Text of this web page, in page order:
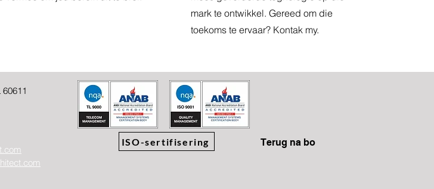
mark te ontwikkel. Gereed om die
toekoms te ervaar? Kontak my.
ISO-sertifisering Terug na bo